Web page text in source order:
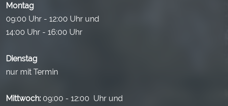
Montag
09:00 Uhr - 12:00 Uhr und
14:00 Uhr - 16:00 Uhr
Dienstag
nur mit Termin
Mittwoch: 09:00 - 12:00 Uhr und